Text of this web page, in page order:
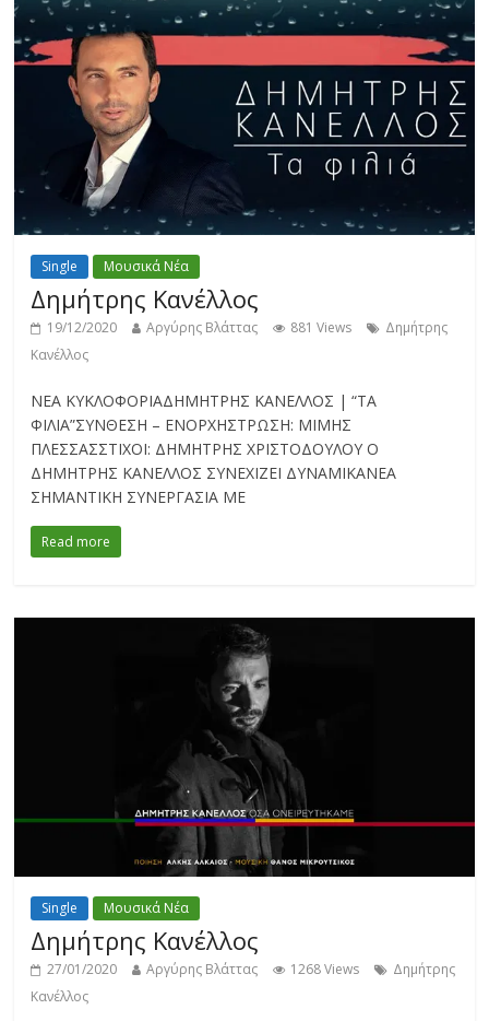
Single Μουσικά Νέα
Δημήτρης Κανέλλος
19/12/2020 Αργύρης Βλάττας 881 Views
Δημήτρης
Κανέλλος
ΝΕΑ ΚΥΚΛΟΦΟΡΙΑΔΗΜΗΤΡΗΣ ΚΑΝΕΛΛΟΣ | “ΤΑ
ΦΙΛΙΑ”ΣΥΝΘΕΣΗ – ΕΝΟΡΧΗΣΤΡΩΣΗ: ΜΙΜΗΣ
ΠΛΕΣΣΑΣΣΤΙΧΟΙ: ΔΗΜΗΤΡΗΣ ΧΡΙΣΤΟΔΟΥΛΟΥ Ο
ΔΗΜΗΤΡΗΣ ΚΑΝΕΛΛΟΣ ΣΥΝΕΧΙΖΕΙ ΔΥΝΑΜΙΚΑΝΕΑ
ΣΗΜΑΝΤΙΚΗ ΣΥΝΕΡΓΑΣΙΑ ΜΕ
Read more
Single Μουσικά Νέα
Δημήτρης Κανέλλος
27/01/2020 Αργύρης Βλάττας 1268 Views
Δημήτρης
Κανέλλος